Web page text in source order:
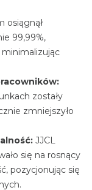
osiągnął
99,99%,
minimalizując
zostały
zmniejszyło
JJCL
się na rosnący
pozycjonując się